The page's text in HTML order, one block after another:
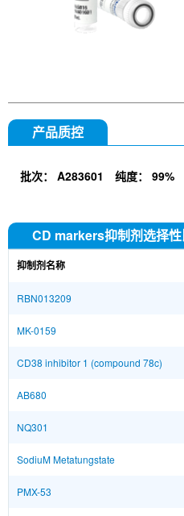
产品质控
批次： A283601 纯度： 99%
CD markers抑制剂选择
抑制剂名称
RBN013209
MK-0159
CD38 inhibitor 1 (compound 78c)
AB680
NQ301
SodiuM Metatungstate
PMX-53